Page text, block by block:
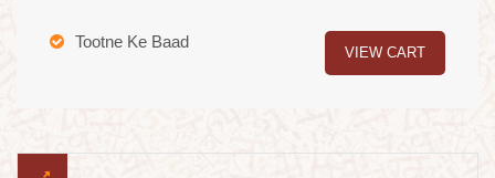
Tootne Ke Baad
VIEW CART